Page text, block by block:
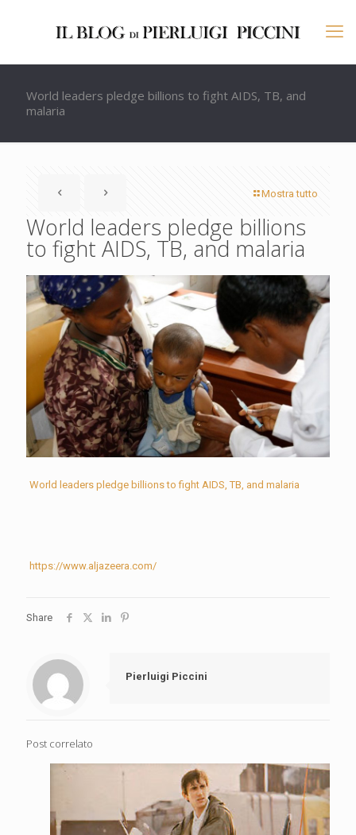
World leaders pledge billions to fight AIDS, TB, and
malaria
Mostra tutto
World leaders pledge billions
to fight AIDS, TB, and malaria
World leaders pledge billions to fight AIDS, TB, and malaria
https://www.aljazeera.com/
Share
Pierluigi Piccini
Post correlato